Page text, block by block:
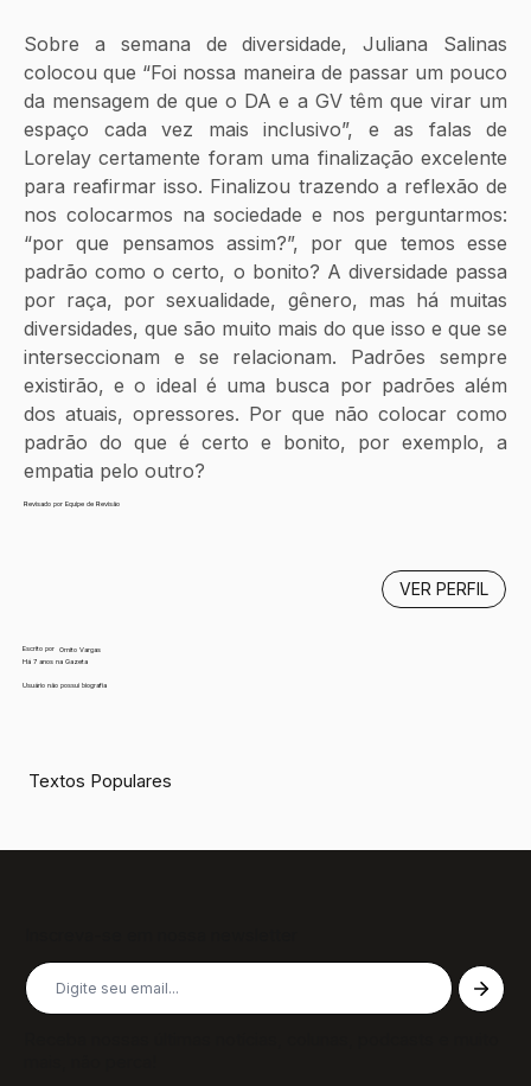
Sobre a semana de diversidade, Juliana Salinas
colocou que “Foi nossa maneira de passar um pouco
da mensagem de que o DA e a GV têm que virar um
espaço cada vez mais inclusivo”, e as falas de
Lorelay certamente foram uma finalização excelente
para reafirmar isso. Finalizou trazendo a reflexão de
nos colocarmos na sociedade e nos perguntarmos:
“por que pensamos assim?”, por que temos esse
padrão como o certo, o bonito? A diversidade passa
por raça, por sexualidade, gênero, mas há muitas
diversidades, que são muito mais do que isso e que se
interseccionam e se relacionam. Padrões sempre
existirão, e o ideal é uma busca por padrões além
dos atuais, opressores. Por que não colocar como
padrão do que é certo e bonito, por exemplo, a
empatia pelo outro?
Revisado por Equipe de Revisão
Escrito por
Ornito Vargas
Há 7 anos na Gazeta
Usuário não possui biografia
VER PERFIL
Textos Populares